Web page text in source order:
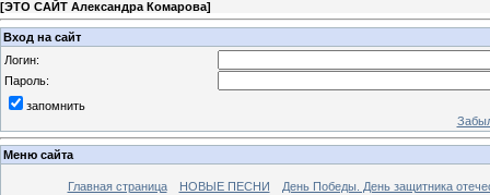
[ЭТО САЙТ Александра Комарова]
Вход на сайт
Логин:
Пароль:
запомнить
Меню сайта
Главная страница НОВЫЕ ПЕСНИ
День Победы. День защитника